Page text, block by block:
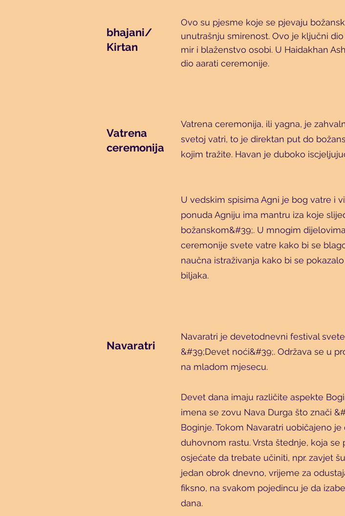
bhajani/
Kirtan
Ovo su pjesme koje se pjevaju
unutrašnju smirenost. Ovo je ključni
mir i blaženstvo osobi. U Haidakhan
dio aarati ceremonije.
Vatrena
ceremonija
Vatrena ceremonija, ili yagna, je
svetoj vatri, to je direktan put do
kojim tražite. Havan je duboko
U vedskim spisima Agni je bog vatre i
ponuda Agniju ima mantru iza koje
božanskom&#39;. U mnogim
ceremonije svete vatre kako bi se
naučna istraživanja kako bi se
biljaka.
Navaratri
Navaratri je devetodnevni festival
&#39;Devet noći&#39;. Održava se u
na mladom mjesecu.
Devet dana imaju različite aspekte
imena se zovu Nava Durga što znači
Boginje. Tokom Navaratri uobičajeno
duhovnom rastu. Vrsta štednje, koja
osjećate da trebate učiniti, npr. zavjet
jedan obrok dnevno, vrijeme za
fiksno, na svakom pojedincu je da
dana.